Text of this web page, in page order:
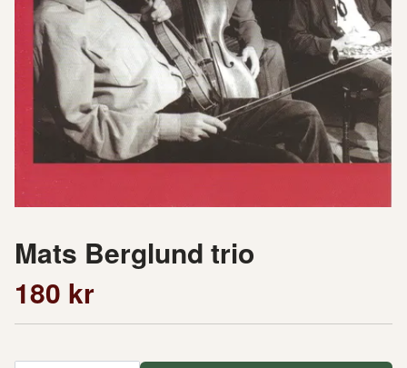
Mats Berglund trio
180 kr